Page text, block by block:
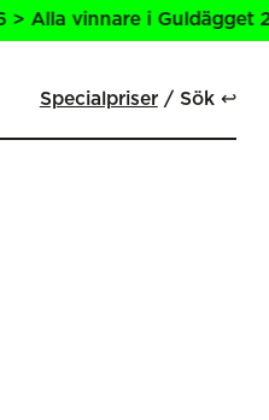
i Guldägget
Specialpriser Sök ↩